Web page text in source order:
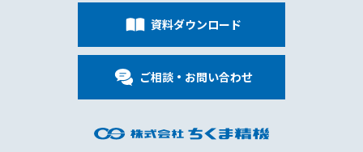
資料ダウンロード
ご相談・お問い合わせ